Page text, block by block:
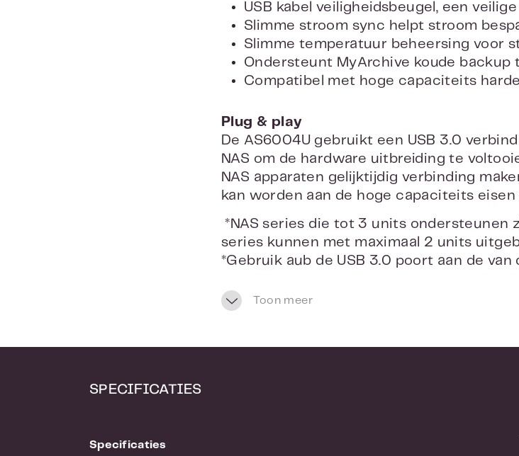
USB kabel veiligheidsbeugel, een
Slimme stroom sync helpt stroom
Slimme temperatuur beheersing
Ondersteunt MyArchive koude
Compatibel met hoge capaciteits
Plug & play
De AS6004U gebruikt een USB 3.0
NAS om de hardware uitbreiding te
NAS apparaten gelijktijdig verbinding
kan worden aan de hoge capaciteits eisen
*NAS series die tot 3 units ondersteunen
series kunnen met maximaal 2 units
*Gebruik aub de USB 3.0 poort aan de
*Gebruik aub de door ASUSTOR geleverde
Toon meer
SPECIFICATIES
Specificaties